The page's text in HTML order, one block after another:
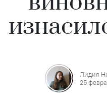
Лидия
25